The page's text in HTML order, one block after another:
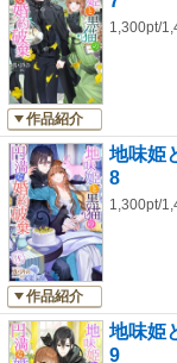
作品紹介
1,300pt/
作品紹介
地味姫
8
1,300pt/
地味姫
9